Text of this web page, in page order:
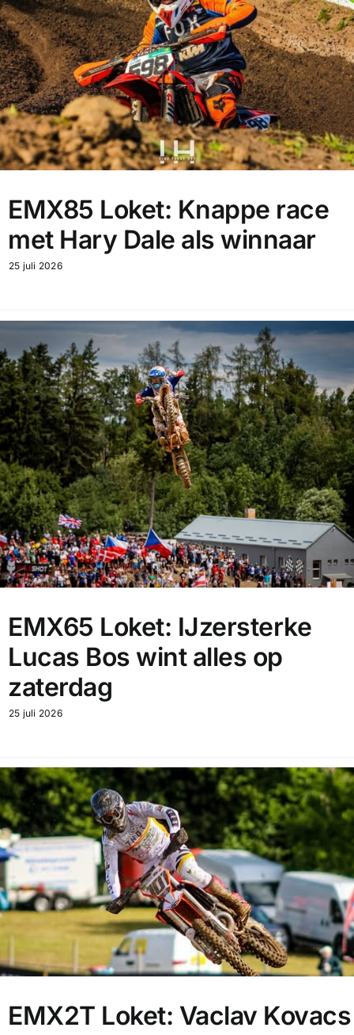
EMX85 Loket: Knappe race
met Hary Dale als winnaar
25 juli 2026
EMX65 Loket: IJzersterke
Lucas Bos wint alles op
zaterdag
25 juli 2026
EMX2T Loket: Vaclav Kovacs